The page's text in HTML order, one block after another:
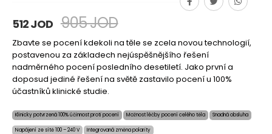
512 JOD 905 JOD
Zbavte se pocení kdekoli na těle se zcela novou technologií,
postavenou za základech nejúspěšnějšího řešení
nadměrného pocení posledního desetiletí. Jako první a
doposud jediné řešení na světě zastavilo pocení u 100%
účastníků klinické studie.
Klinicky potvrzená 100% účinnost proti pocení Možnost léčby pocení celého těla Snadná obsluha
Napájení ze sítě 100 – 240 V Integrovaná změna polarity